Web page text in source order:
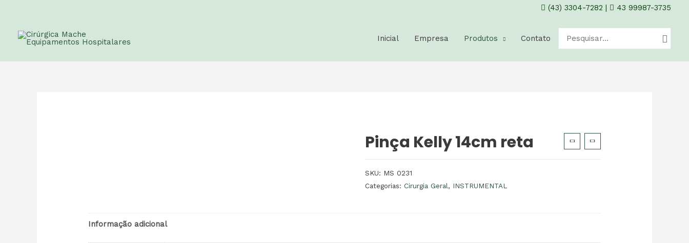
(43) 3304-7282 | 43 99987-3735
Inicial Empresa Produtos Contato
Pinça Kelly 14cm reta
SKU: MS 0231
Categorias: Cirurgia Geral, INSTRUMENTAL
Informação adicional